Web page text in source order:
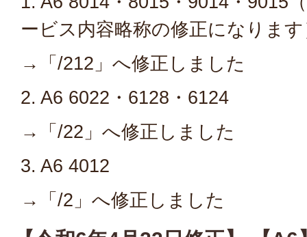
ービス内容略称の修正になりま
→「/212」へ修正しました
2. A6 6022・6128・6124
→「/22」へ修正しました
3. A6 4012
→「/2」へ修正しました